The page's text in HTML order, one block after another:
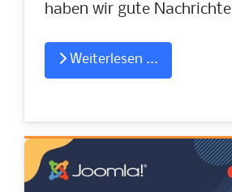
haben wir gute
Weiterlesen ...